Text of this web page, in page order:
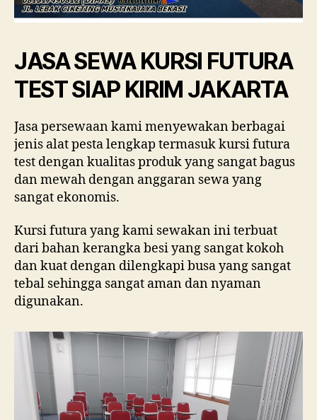
JASA SEWA KURSI FUTURA
TEST SIAP KIRIM JAKARTA
Jasa persewaan kami menyewakan berbagai
jenis alat pesta lengkap termasuk kursi futura
test dengan kualitas produk yang sangat bagus
dan mewah dengan anggaran sewa yang
sangat ekonomis.
Kursi futura yang kami sewakan ini terbuat
dari bahan kerangka besi yang sangat kokoh
dan kuat dengan dilengkapi busa yang sangat
tebal sehingga sangat aman dan nyaman
digunakan.